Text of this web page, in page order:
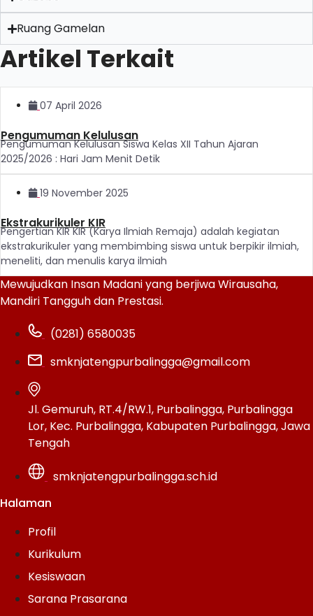
Ruang Gamelan
Artikel Terkait
07 April 2026
Pengumuman Kelulusan
Pengumuman Kelulusan Siswa Kelas XII Tahun Ajaran
2025/2026 : Hari Jam Menit Detik
19 November 2025
Ekstrakurikuler KIR
Pengertian KIR KIR (Karya Ilmiah Remaja) adalah kegiatan
ekstrakurikuler yang membimbing siswa untuk berpikir ilmiah,
meneliti, dan menulis karya ilmiah
Mewujudkan Insan Madani yang berjiwa Wirausaha,
Mandiri Tangguh dan Prestasi.
(0281) 6580035
smknjatengpurbalingga@gmail.com
Jl. Gemuruh, RT.4/RW.1, Purbalingga, Purbalingga
Lor, Kec. Purbalingga, Kabupaten Purbalingga, Jawa
Tengah
smknjatengpurbalingga.sch.id
Halaman
Profil
Kurikulum
Kesiswaan
Sarana Prasarana